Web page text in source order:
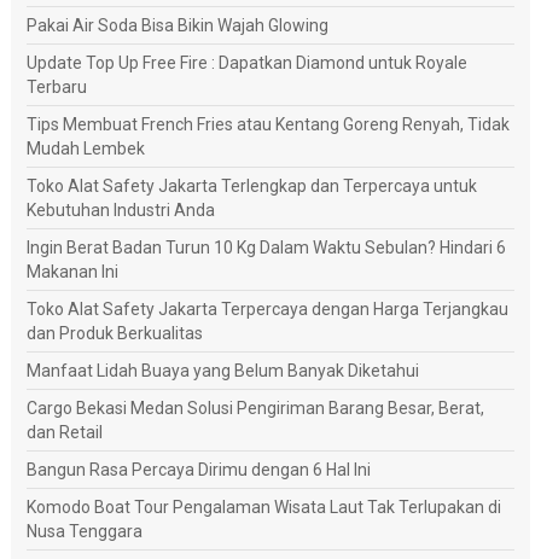
Pakai Air Soda Bisa Bikin Wajah Glowing
Update Top Up Free Fire : Dapatkan Diamond untuk Royale
Terbaru
Tips Membuat French Fries atau Kentang Goreng Renyah, Tidak
Mudah Lembek
Toko Alat Safety Jakarta Terlengkap dan Terpercaya untuk
Kebutuhan Industri Anda
Ingin Berat Badan Turun 10 Kg Dalam Waktu Sebulan? Hindari 6
Makanan Ini
Toko Alat Safety Jakarta Terpercaya dengan Harga Terjangkau
dan Produk Berkualitas
Manfaat Lidah Buaya yang Belum Banyak Diketahui
Cargo Bekasi Medan Solusi Pengiriman Barang Besar, Berat,
dan Retail
Bangun Rasa Percaya Dirimu dengan 6 Hal Ini
Komodo Boat Tour Pengalaman Wisata Laut Tak Terlupakan di
Nusa Tenggara